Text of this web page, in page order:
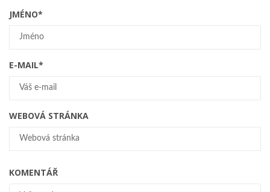
JMÉNO*
E-MAIL*
WEBOVÁ STRÁNKA
KOMENTÁŘ